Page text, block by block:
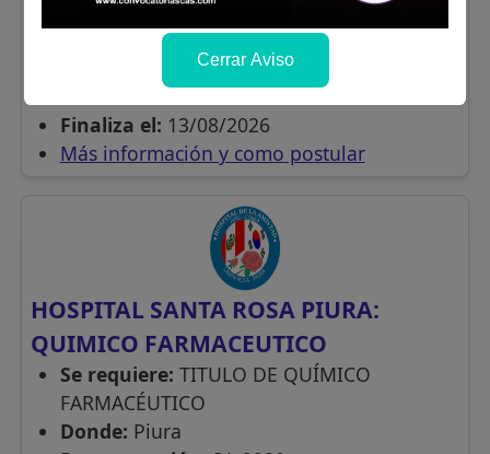
Se requiere:Título técnico superior en
Remuneración:S/. 3000
Finaliza el: 13/08/2026
Más información y como postular
HOSPITAL SANTA ROSA PIURA:
QUIMICO FARMACEUTICO
Se requiere: TITULO DE QUÍMICO
FARMACÉUTICO
Donde: Piura
Cerrar Aviso